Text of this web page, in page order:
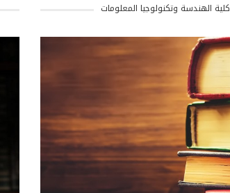
كلية الهندسة وتكنولوجيا المعلومات